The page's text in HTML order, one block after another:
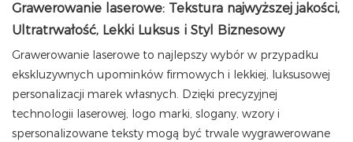
Grawerowanie laserowe: Tekstura najwyższej jakości,
Ultratrwałość, Lekki Luksus i Styl Biznesowy
Grawerowanie laserowe to najlepszy wybór w przypadku
ekskluzywnych upominków firmowych i lekkiej, luksusowej
personalizacji marek własnych. Dzięki precyzyjnej
technologii laserowej, logo marki, slogany, wzory i
spersonalizowane teksty mogą być trwale wygrawerowane